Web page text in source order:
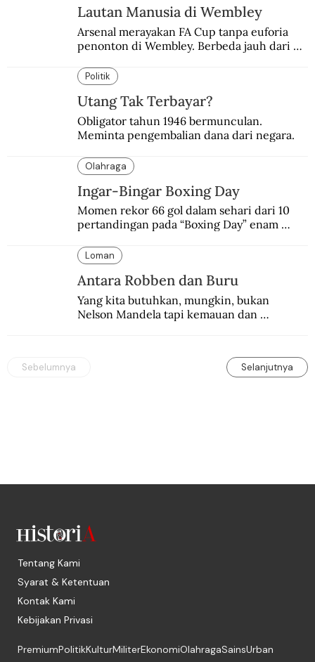
Lautan Manusia di Wembley
Arsenal merayakan FA Cup tanpa euforia
penonton di Wembley. Berbeda jauh dari
silam.
Politik
Utang Tak Terbayar?
Obligator tahun 1946 bermunculan.
Meminta pengembalian dana dari negara.
Olahraga
Ingar-Bingar Boxing Day
Momen rekor 66 gol dalam sehari dari 10
pertandingan pada “Boxing Day” enam
Manchester United 6-1.
Loman
Antara Robben dan Buru
Yang kita butuhkan, mungkin, bukan
Nelson Mandela tapi kemauan dan
Sebelumnya Selanjutnya
Tentang Kami
Syarat & Ketentuan
Kontak Kami
Kebijakan Privasi
PremiumPolitikKulturMiliterEkonomiOlahragaSainsUrban